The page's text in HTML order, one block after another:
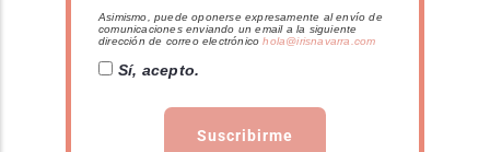
Asimismo, puede oponerse expresamente al envío de
comunicaciones enviando un email a la siguiente
dirección de correo electrónicohola@irisnavarra.com
Sí, acepto.
Suscribirme